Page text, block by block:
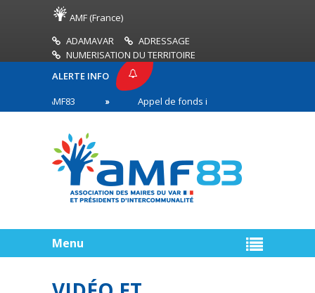
AMF (France)
ADAMAVAR
ADRESSAGE
NUMERISATION DU TERRITOIRE
ALERTE INFO
AMF83
Appel de fonds incendies de forêt
en première ligne
Menu